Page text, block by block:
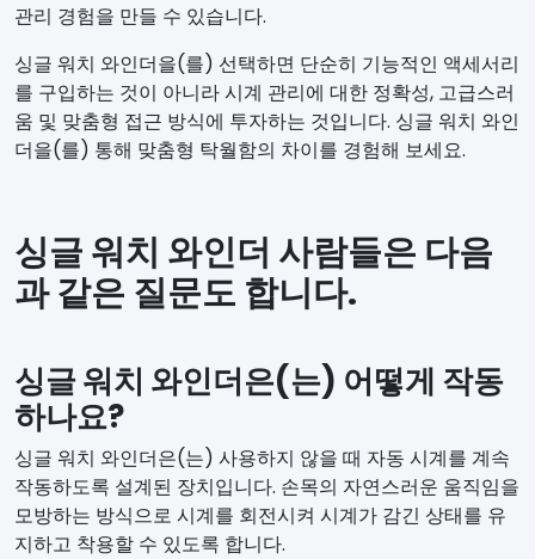
관리 경험을 만들 수 있습니다.
싱글 워치 와인더을(를) 선택하면 단순히 기능적인 액세서리
를 구입하는 것이 아니라 시계 관리에 대한 정확성, 고급스러
움 및 맞춤형 접근 방식에 투자하는 것입니다. 싱글 워치 와인
더을(를) 통해 맞춤형 탁월함의 차이를 경험해 보세요.
싱글 워치 와인더 사람들은 다음
과 같은 질문도 합니다.
싱글 워치 와인더은(는) 어떻게 작동
하나요?
싱글 워치 와인더은(는) 사용하지 않을 때 자동 시계를 계속
작동하도록 설계된 장치입니다. 손목의 자연스러운 움직임을
모방하는 방식으로 시계를 회전시켜 시계가 감긴 상태를 유
지하고 착용할 수 있도록 합니다.